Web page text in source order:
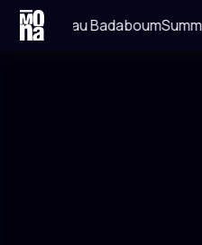
Night au Badaboum